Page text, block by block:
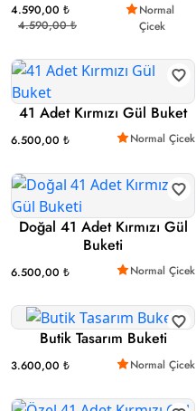
4.590,00 ₺
4.590,00 ₺
Normal
Çicek
41 Adet Kırmızı Gül Buket
6.500,00 ₺ Normal Çicek
Doğal 41 Adet Kırmızı Gül
Buketi
6.500,00 ₺ Normal Çicek
Butik Tasarım Buketi
3.600,00 ₺ Normal Çicek